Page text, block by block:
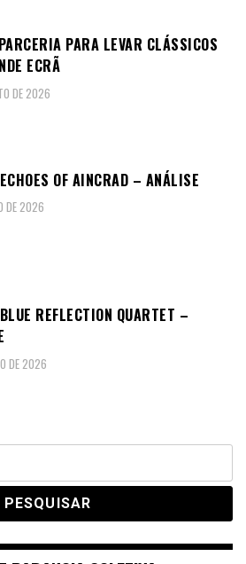
PARA LEVAR CLÁSSICOS
ECRÃ
DE 2026
OF AINCRAD – ANÁLISE
DE 2026
REFLECTION QUARTET –
DE 2026